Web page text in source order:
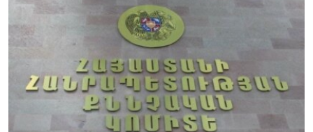
ՊԱՏԵՐԱԶՄԻ 6 ՇԱԲԱԹՆԵՐԸ
ՏԱՐԱԾԱՇՐՋԱՆ
ՄԻՋԱԶԳԱՅԻՆ
ՄՇԱԿՈՒՅԹ